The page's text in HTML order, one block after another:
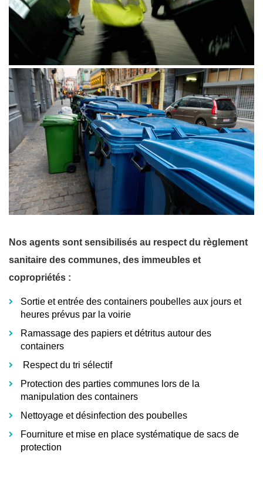
Nos agents sont sensibilisés au respect du règlement
sanitaire des communes, des immeubles et
copropriétés :
Sortie et entrée des containers poubelles aux jours et
heures prévus par la voirie
Ramassage des papiers et détritus autour des
containers
Respect du tri sélectif
Protection des parties communes lors de la
manipulation des containers
Nettoyage et désinfection des poubelles
Fourniture et mise en place systématique de sacs de
protection